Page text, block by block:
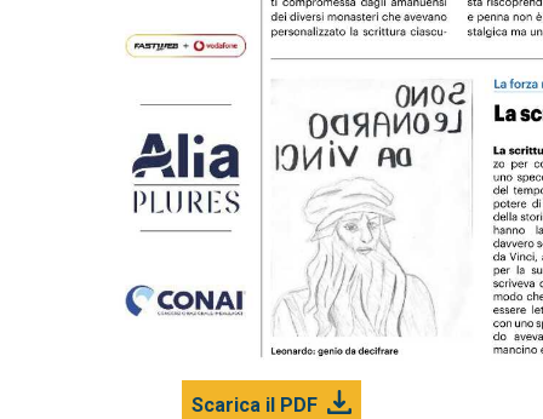
Scarica il PDF